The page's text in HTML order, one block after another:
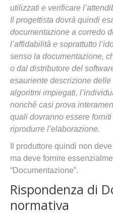
utilizzati e verificare
Il progettista dovrà quindi
documentazione a corredo
l’affidabilità e soprattutto
senso la documentazione,
o dal distributore del
esauriente descrizione
algoritmi impiegati,
nonché casi prova
quali dovranno essere
riprodurre l’elaborazione.
Il produttore quindi non
ma deve fornire
“Documentazione”.
Rispondenza di
normativa